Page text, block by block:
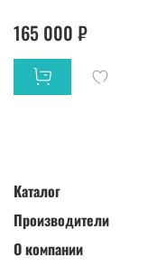
165 000 ₽
Каталог
Производители
О компании